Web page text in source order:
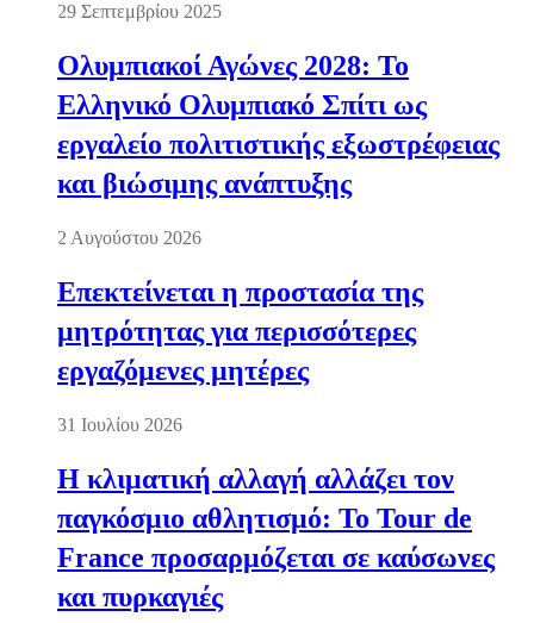
29 Σεπτεμβρίου 2025
Ολυμπιακοί Αγώνες 2028: Το
Ελληνικό Ολυμπιακό Σπίτι ως
εργαλείο πολιτιστικής εξωστρέφειας
και βιώσιμης ανάπτυξης
2 Αυγούστου 2026
Επεκτείνεται η προστασία της
μητρότητας για περισσότερες
εργαζόμενες μητέρες
31 Ιουλίου 2026
Η κλιματική αλλαγή αλλάζει τον
παγκόσμιο αθλητισμό: Το Tour de
France προσαρμόζεται σε καύσωνες
και πυρκαγιές